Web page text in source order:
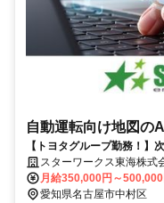
自動運転向け地図の
【トヨタグループ勤務！】
／前職平均160万UP！／フ
スターワークス東海株式
月給350,000円～500,000
愛知県名古屋市中村区